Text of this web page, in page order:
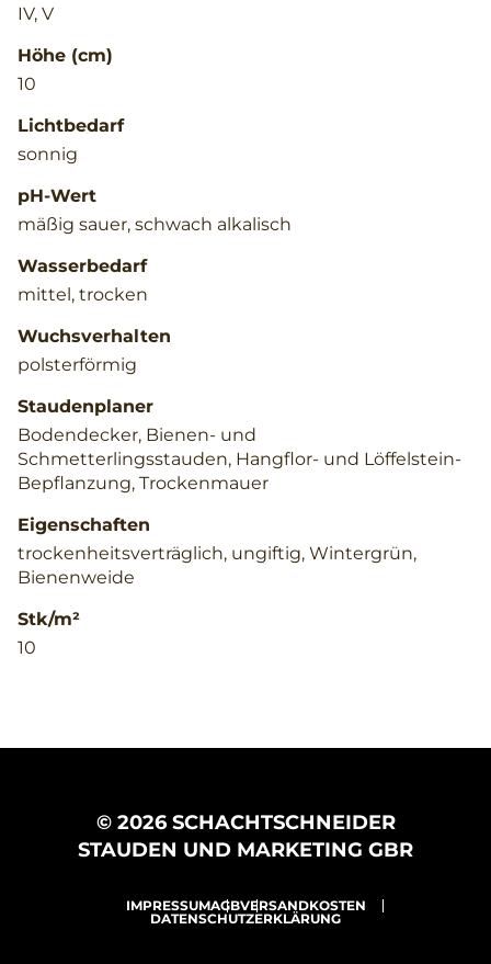
IV, V
Höhe (cm)
10
Lichtbedarf
sonnig
pH-Wert
mäßig sauer, schwach alkalisch
Wasserbedarf
mittel, trocken
Wuchsverhalten
polsterförmig
Staudenplaner
Bodendecker, Bienen- und
Schmetterlingsstauden, Hangflor- und Löffelstein-
Bepflanzung, Trockenmauer
Eigenschaften
trockenheitsverträglich, ungiftig, Wintergrün,
Bienenweide
Stk/m²
10
© 2026 SCHACHTSCHNEIDER
STAUDEN UND MARKETING GBR
IMPRESSUMAGBVERSANDKOSTEN
DATENSCHUTZERKLÄRUNG